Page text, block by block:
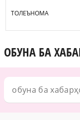
ТОЛЕЪНОМА
ОБУНА БА